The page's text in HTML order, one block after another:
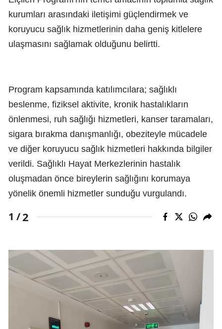
kurumları arasındaki iletişimi güçlendirmek ve
koruyucu sağlık hizmetlerinin daha geniş kitlelere
ulaşmasını sağlamak olduğunu belirtti.
Program kapsamında katılımcılara; sağlıklı
beslenme, fiziksel aktivite, kronik hastalıkların
önlenmesi, ruh sağlığı hizmetleri, kanser taramaları,
sigara bırakma danışmanlığı, obeziteyle mücadele
ve diğer koruyucu sağlık hizmetleri hakkında bilgiler
verildi. Sağlıklı Hayat Merkezlerinin hastalık
oluşmadan önce bireylerin sağlığını korumaya
yönelik önemli hizmetler sunduğu vurgulandı.
1 /2